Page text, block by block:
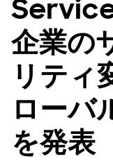
企業の
リティ
ローバ
を発表